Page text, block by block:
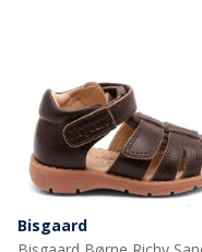
Bisgaard